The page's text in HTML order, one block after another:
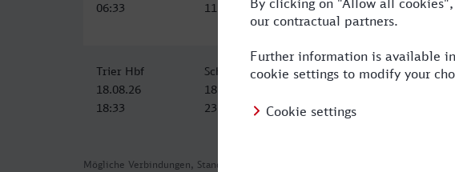
Mögliche Verbindungen, Stand: 2026-08-04 11:35
06:33
11:01
Trier Hbf
18.08.26
18:33
Schwäbisch Gmünd
18.08.26
23:01
4:28